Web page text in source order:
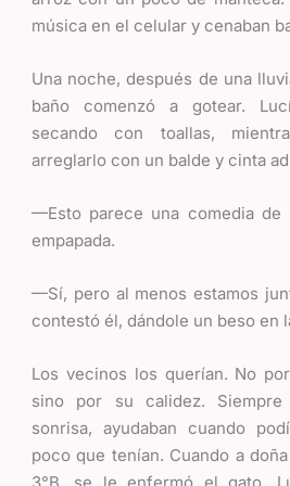
música en el celular y cenaban
Una noche, después de una
baño comenzó a gotear.
secando con toallas,
arreglarlo con un balde y cinta
—Esto parece una comedia
empapada.
—Sí, pero al menos estamos
contestó él, dándole un beso en
Los vecinos los querían. No
sino por su calidez. Siempre
sonrisa, ayudaban cuando
poco que tenían. Cuando a